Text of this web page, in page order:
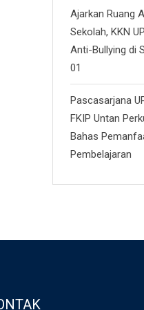
Ajarkan Ruang
Sekolah, KKN
Anti-Bullying di
01
Pascasarjana
FKIP Untan
Bahas
Pembelajaran